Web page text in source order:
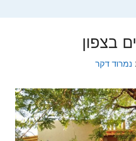
בצפון
נמרוד דקר